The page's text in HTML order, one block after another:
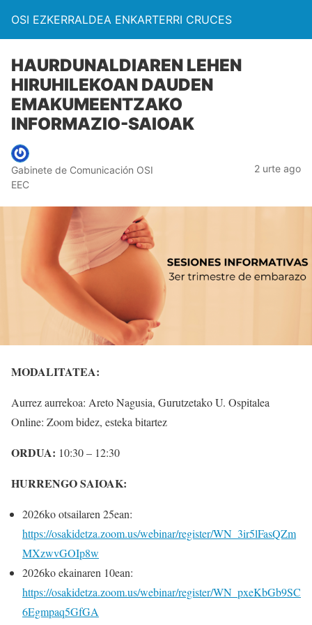
OSI EZKERRALDEA ENKARTERRI CRUCES
HAURDUNALDIAREN LEHEN
HIRUHILEKOAN DAUDEN
EMAKUMEENTZAKO
INFORMAZIO-SAIOAK
Gabinete de Comunicación OSI
EEC
2 urte ago
MODALITATEA:
Aurrez aurrekoa: Areto Nagusia, Gurutzetako U. Ospitalea
Online: Zoom bidez, esteka bitartez
ORDUA: 10:30 – 12:30
HURRENGO SAIOAK:
2026ko otsailaren 25ean:
https://osakidetza.zoom.us/webinar/register/WN_3ir5lFasQZm
MXzwvGOIp8w
2026ko ekainaren 10ean:
https://osakidetza.zoom.us/webinar/register/WN_pxeKbGb9SC
6Egmpaq5GfGA